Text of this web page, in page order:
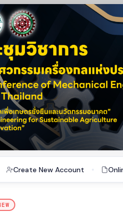
Create New Account